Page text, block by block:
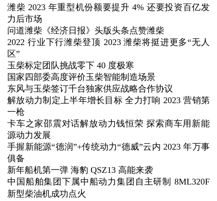
潍柴 2023 年重型机份额要提升 4% 还要投资百亿发
力后市场
问道潍柴《经济日报》头版头条点赞潍柴
2022 行业下行潍柴登顶 2023 潍柴将挺进更多“无人
区”
玉柴标定团队挑战零下 40 度极寒
国家四部委高度评价玉柴智能制造场景
东风与玉柴签订千台独家供应战略合作协议
解放动力制定上半年增长目标 全力打响 2023 营销第
一枪
卡车之家邵震对话解放动力钱恒荣 探索商车用新能
源动力发展
手握新能源“德润”+传统动力“德威”云内 2023 年万事
俱备
新年船机第一弹 海豹 QSZ13 高能来袭
中国船舶集团下属中船动力集团自主研制 8ML320F
新型柴油机成功点火